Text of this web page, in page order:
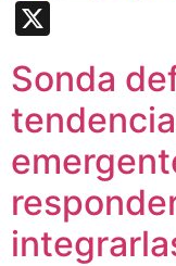
Sonda